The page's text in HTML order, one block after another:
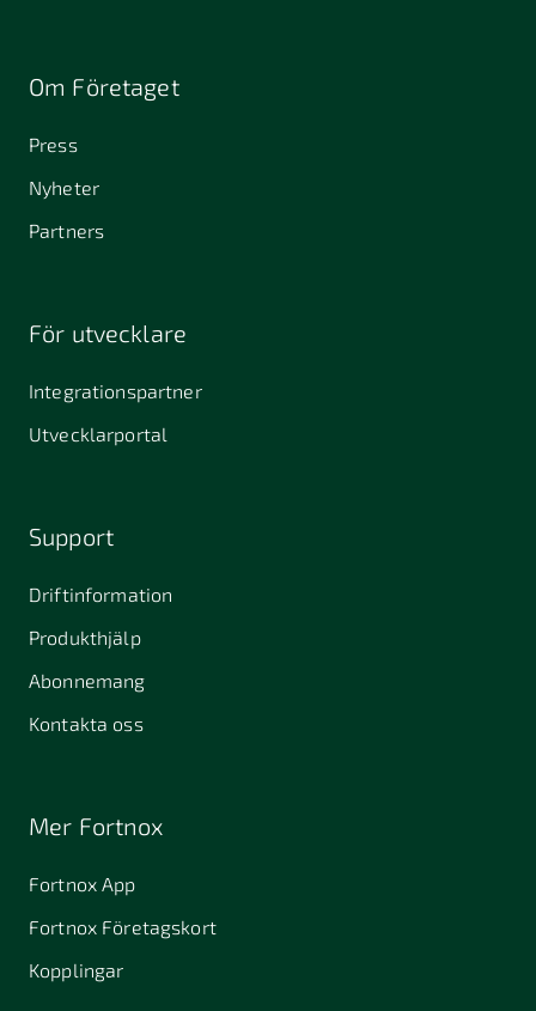
Om Företaget
Press
Nyheter
Partners
För utvecklare
Integrationspartner
Utvecklarportal
Support
Driftinformation
Produkthjälp
Abonnemang
Kontakta oss
Mer Fortnox
Fortnox App
Fortnox Företagskort
Kopplingar